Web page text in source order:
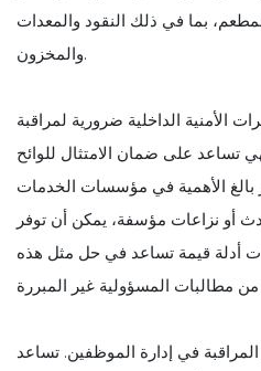
بما في ذلك النقود والمعدات
والمخزون.
الأمنية الداخلية ضرورية لمراقبة
تساعد على ضمان الامتثال للوائح
بالغ الأهمية في مؤسسات الخدمات
أو نزاعات مؤسفة، يمكن أن توفر
أدلة قيمة تساعد في حل مثل هذه
في إدارة الموظفين. تساعد